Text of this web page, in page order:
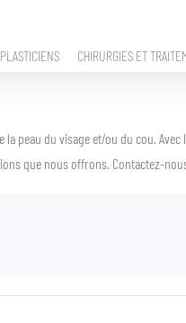
CHIRURGIES ET
peau du visage et/ou du cou.
que nous offrons. Contactez-